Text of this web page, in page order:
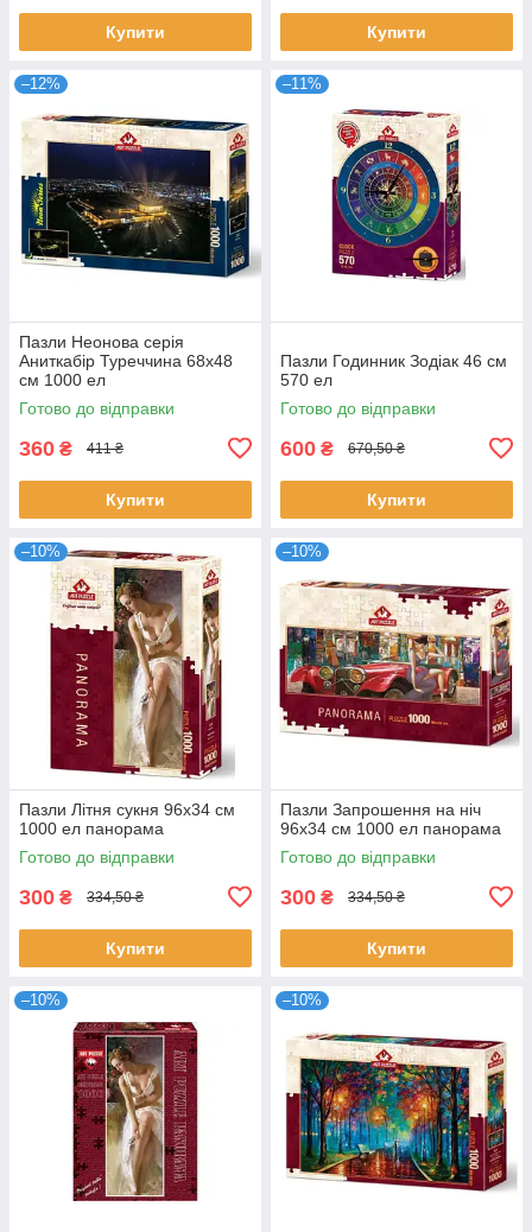
Купити Купити
–12%
Пазли Неонова серія
Аниткабір Туреччина 68х48
см 1000 ел
Готово до відправки
360 ₴ 411 ₴
Купити
–11%
Пазли Годинник Зодіак 46 см
570 ел
Готово до відправки
600 ₴ 670,50 ₴
Купити
–10%
Пазли Літня сукня 96х34 см
1000 ел панорама
Готово до відправки
300 ₴ 334,50 ₴
Купити
–10%
Пазли Запрошення на ніч
96х34 см 1000 ел панорама
Готово до відправки
300 ₴ 334,50 ₴
Купити
–10% –10%